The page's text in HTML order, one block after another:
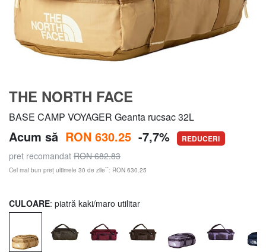
THE NORTH FACE
BASE CAMP VOYAGER Geanta rucsac 32L
Acum să RON 630.25 -7,7% REDUCERI
pret recomandat RON 682.83
Cel mai bun preț ultimele 30 de zile**: RON 630.25
CULOARE: piatră kaki/maro utilitar